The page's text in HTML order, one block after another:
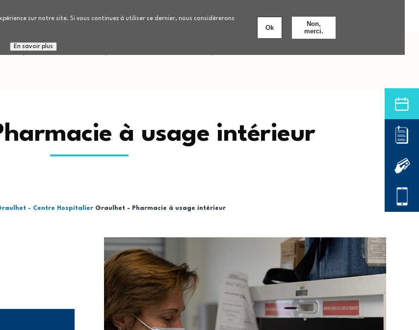
sur notre site. Si vous continuez à utiliser ce dernier, nous considérerons
En savoir plus
Ok
Non,
merci.
8 établissements
Nous rejoindre
à usage intérieur
- Centre Hospitalier Graulhet - Pharmacie à usage intérieur